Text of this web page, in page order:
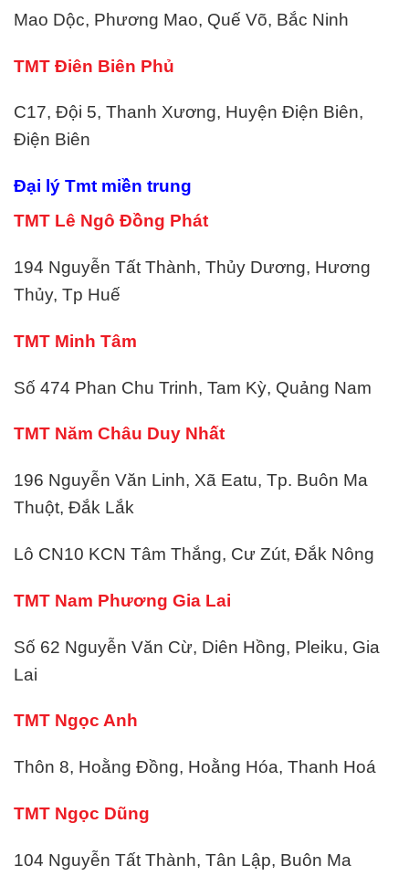
Mao Dộc, Phương Mao, Quế Võ, Bắc Ninh
TMT Điên Biên Phủ
C17, Đội 5, Thanh Xương, Huyện Điện Biên,
Điện Biên
Đại lý Tmt miền trung
TMT Lê Ngô Đồng Phát
194 Nguyễn Tất Thành, Thủy Dương, Hương
Thủy, Tp Huế
TMT Minh Tâm
Số 474 Phan Chu Trinh, Tam Kỳ, Quảng Nam
TMT Năm Châu Duy Nhất
196 Nguyễn Văn Linh, Xã Eatu, Tp. Buôn Ma
Thuột, Đắk Lắk
Lô CN10 KCN Tâm Thắng, Cư Zút, Đắk Nông
TMT Nam Phương Gia Lai
Số 62 Nguyễn Văn Cừ, Diên Hồng, Pleiku, Gia
Lai
TMT Ngọc Anh
Thôn 8, Hoằng Đồng, Hoằng Hóa, Thanh Hoá
TMT Ngọc Dũng
104 Nguyễn Tất Thành, Tân Lập, Buôn Ma